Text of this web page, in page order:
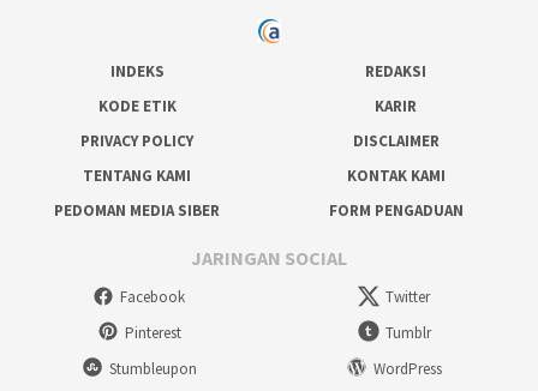
INDEKS
REDAKSI
KODE ETIK
KARIR
PRIVACY POLICY
DISCLAIMER
TENTANG KAMI
KONTAK KAMI
PEDOMAN MEDIA SIBER
FORM PENGADUAN
JARINGAN SOCIAL
Facebook
Twitter
Pinterest
Tumblr
Stumbleupon
WordPress